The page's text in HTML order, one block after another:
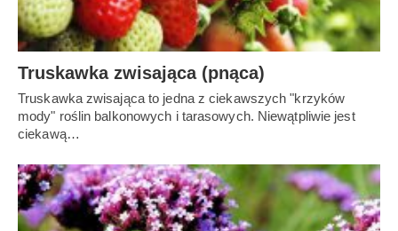
Truskawka zwisająca (pnąca)
Truskawka zwisająca to jedna z ciekawszych "krzyków
mody" roślin balkonowych i tarasowych. Niewątpliwie jest
ciekawą…